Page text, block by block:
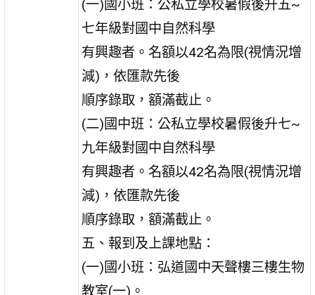
(一)國小班：公私立學校暑假後升五~
七年級對國中自然科學
有興趣者。名額以42名為限(視情況增
減)，依匯款先後
順序錄取，額滿截止。
(二)國中班：公私立學校暑假後升七~
九年級對國中自然科學
有興趣者。名額以42名為限(視情況增
減)，依匯款先後
順序錄取，額滿截止。
五、報到及上課地點：
(一)國小班：弘道國中天聲樓三樓生物
教室(一)。